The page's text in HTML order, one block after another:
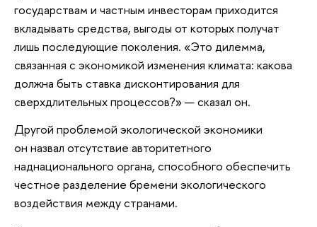
государствам и частным инвесторам приходится
вкладывать средства, выгоды от которых получат
лишь последующие поколения. «Это дилемма,
связанная с экономикой изменения климата: какова
должна быть ставка дисконтирования для
сверхдлительных процессов?» — сказал он.
Другой проблемой экологической экономики
он назвал отсутствие авторитетного
наднационального органа, способного обеспечить
честное разделение бремени экологического
воздействия между странами.